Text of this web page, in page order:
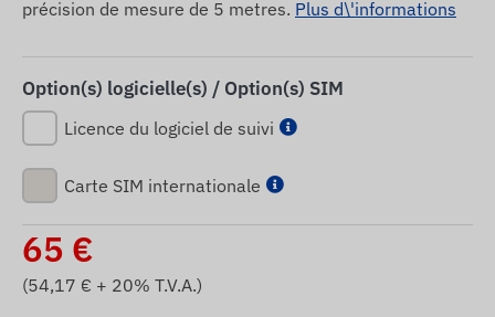
précision de mesure de 5 metres. Plus d\'informations
Option(s) logicielle(s) / Option(s) SIM
Licence du logiciel de suivi
Carte SIM internationale
65 €
(54,17 € + 20% T.V.A.)